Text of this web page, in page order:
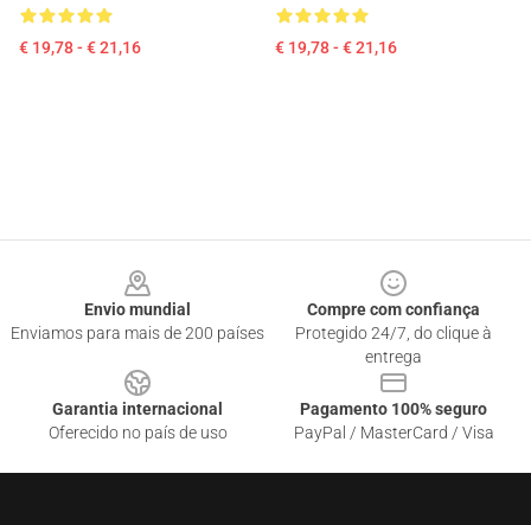
€ 19,78 - € 21,16 € 19,78 - € 21,16
Envio mundial
Enviamos para mais de 200 países
Compre com confiança
Protegido 24/7, do clique à
entrega
Garantia internacional
Oferecido no país de uso
Pagamento 100% seguro
PayPal / MasterCard / Visa